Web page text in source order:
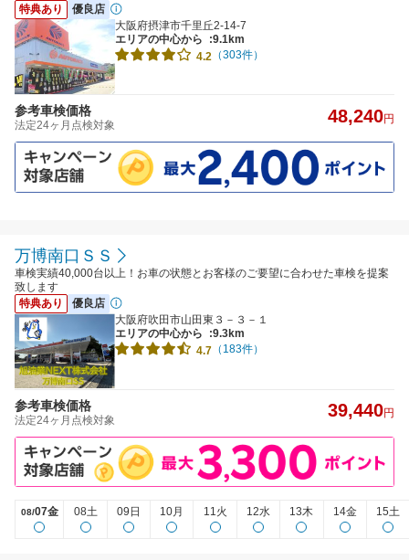
特典あり
優良店
大阪府摂津市千里丘2-14-7
エリアの中心から
:9.1km
4.2 （303件）
参考車検価格
法定24ヶ月点検対象 48,240円
万博南口ＳＳ
車検実績40,000台以上！お車の状態とお客様のご要望に合わせた車検を提案
致します
特典あり
優良店
大阪府吹田市山田東３－３－１
エリアの中心から
:9.3km
4.7 （183件）
参考車検価格
法定24ヶ月点検対象 39,440円
08/07金 08土 09日 10月 11火 12水 13木 14金 15土